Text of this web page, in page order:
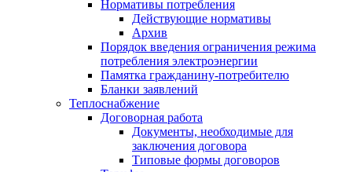
Нормативы потребления
Действующие нормативы
Архив
Порядок введения ограничения режима
потребления электроэнергии
Памятка гражданину-потребителю
Бланки заявлений
Теплоснабжение
Договорная работа
Документы, необходимые для
заключения договора
Типовые формы договоров